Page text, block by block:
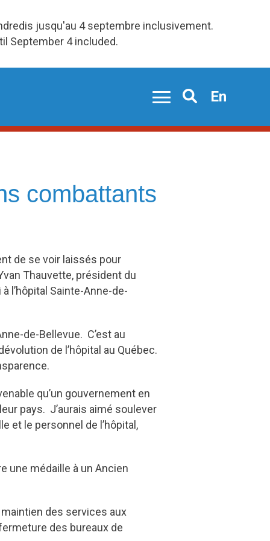
jusqu'au 4 septembre inclusivement.
September 4 included.
Search
En
combattants
de se voir laissés pour
Thauvette, président du
l’hôpital Sainte-Anne-de-
de-Bellevue. C’est au
de l’hôpital au Québec.
qu’un gouvernement en
pays. J’aurais aimé soulever
et le personnel de l’hôpital,
une médaille à un Ancien
des services aux
des bureaux de